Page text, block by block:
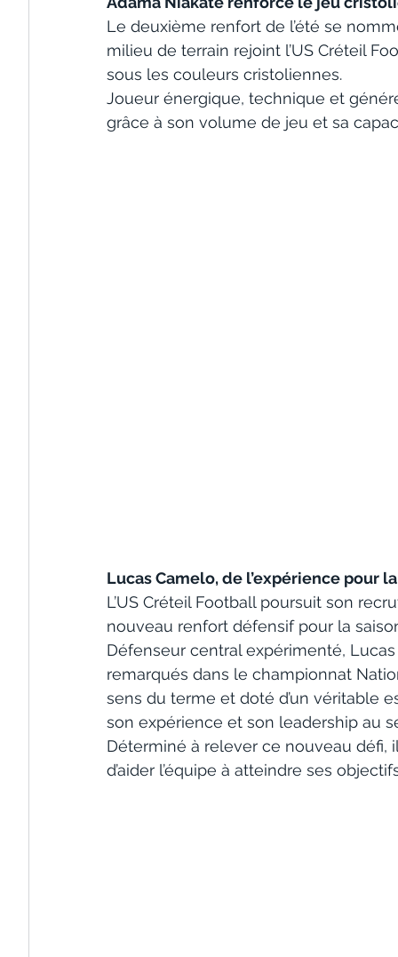
Le deuxième renfort de l’été se
milieu de terrain rejoint l’US Créteil
sous les couleurs cristoliennes.
Joueur énergique, technique et
grâce à son volume de jeu et sa
Lucas Camelo, de l’expérience pour
L’US Créteil Football poursuit son
nouveau renfort défensif pour la
Défenseur central expérimenté,
remarqués dans le championnat
sens du terme et doté d’un véritable
son expérience et son leadership au
Déterminé à relever ce nouveau
d’aider l’équipe à atteindre ses